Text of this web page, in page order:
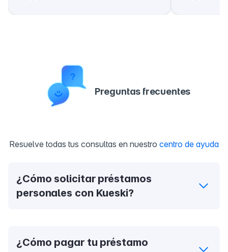
Preguntas frecuentes
Resuelve todas tus consultas en nuestro centro de ayuda
¿Cómo solicitar préstamos
personales con Kueski?
a nuestra app o directamente en la computadora,
completa la solicitud en línea, y recibe una respuesta en
¿Cómo pagar tu préstamo